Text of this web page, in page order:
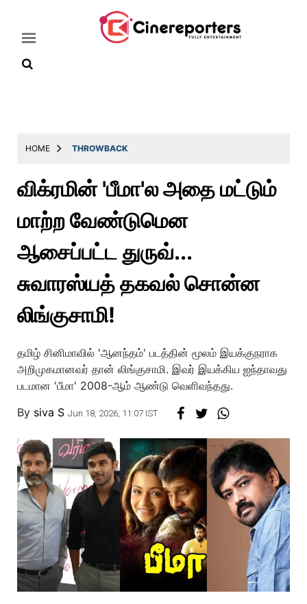
Latest
Throwback
Television
Photos
Story
HOME THROWBACK
விக்ரமின் 'பீமா'ல அதை மட்டும்
மாற்ற வேண்டுமென
ஆசைப்பட்ட துருவ்...
சுவாரஸ்யத் தகவல் சொன்ன
லிங்குசாமி!
தமிழ் சினிமாவில் 'ஆனந்தம்' படத்தின் மூலம் இயக்குநராக
அறிமுகமானவர் தான் லிங்குசாமி. இவர் இயக்கிய ஐந்தாவது
படமான 'பீமா' 2008-ஆம் ஆண்டு வெளிவந்தது.
By siva S Jun 18, 2026, 11:07 IST